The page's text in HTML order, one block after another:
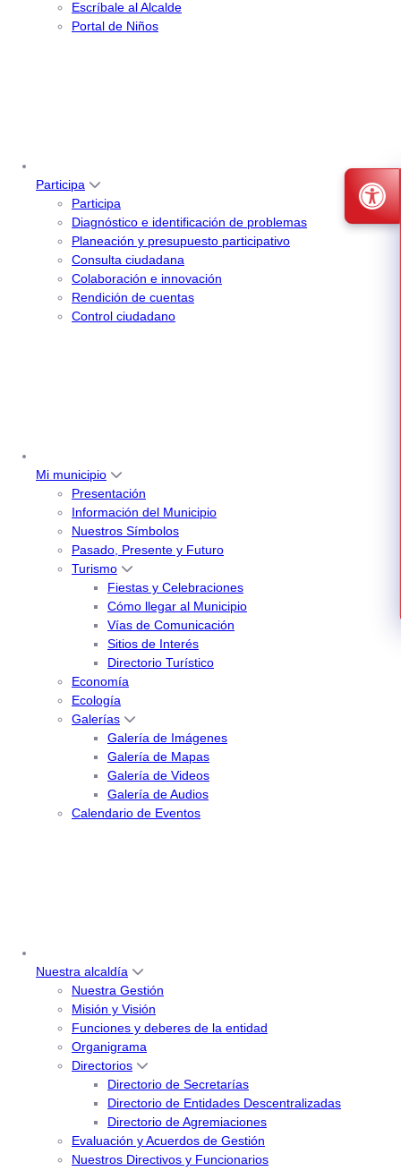
Escríbale al Alcalde
Portal de Niños
Participa
Participa
Diagnóstico e identificación de problemas
Planeación y presupuesto participativo
Consulta ciudadana
Colaboración e innovación
Rendición de cuentas
Control ciudadano
Mi municipio
Presentación
Información del Municipio
Nuestros Símbolos
Pasado, Presente y Futuro
Turismo
Fiestas y Celebraciones
Cómo llegar al Municipio
Vías de Comunicación
Sitios de Interés
Directorio Turístico
Economía
Ecología
Galerías
Galería de Imágenes
Galería de Mapas
Galería de Videos
Galería de Audios
Calendario de Eventos
Nuestra alcaldía
Nuestra Gestión
Misión y Visión
Funciones y deberes de la entidad
Organigrama
Directorios
Directorio de Secretarías
Directorio de Entidades Descentralizadas
Directorio de Agremiaciones
Evaluación y Acuerdos de Gestión
Nuestros Directivos y Funcionarios